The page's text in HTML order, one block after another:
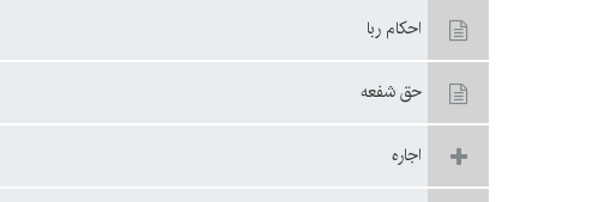
احكام ربا
حق شفعه
اجاره